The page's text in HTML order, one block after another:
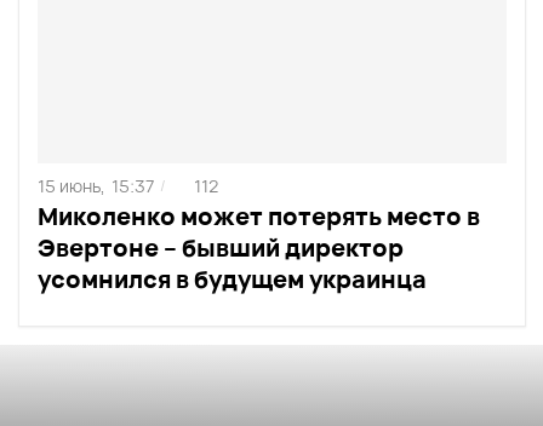
Миколенко может потерять место в
Эвертоне – бывший директор
усомнился в будущем украинца
15 июнь, 15:37 / 112